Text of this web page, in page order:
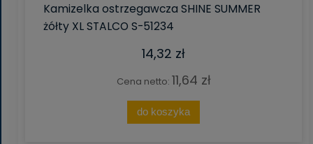
Kamizelka ostrzegawcza SHINE SUMMER
żółty XL STALCO S-51234
14,32 zł
Cena netto: 11,64 zł
do koszyka